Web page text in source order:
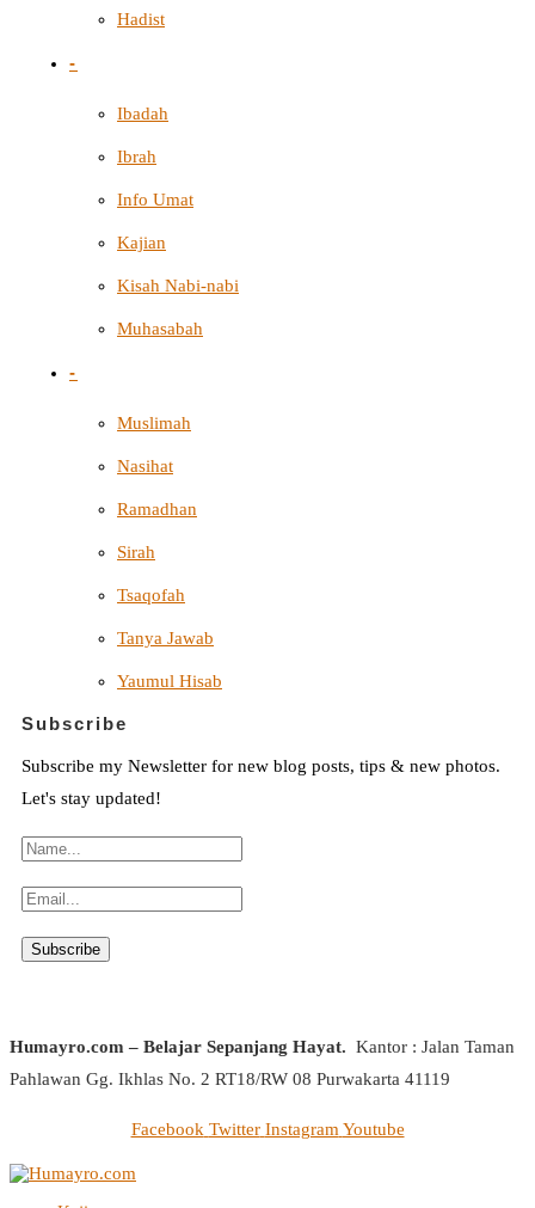
Hadist
-
Ibadah
Ibrah
Info Umat
Kajian
Kisah Nabi-nabi
Muhasabah
-
Muslimah
Nasihat
Ramadhan
Sirah
Tsaqofah
Tanya Jawab
Yaumul Hisab
Subscribe
Subscribe my Newsletter for new blog posts, tips & new photos.
Let's stay updated!
Humayro.com – Belajar Sepanjang Hayat. Kantor : Jalan Taman
Pahlawan Gg. Ikhlas No. 2 RT18/RW 08 Purwakarta 41119
Facebook Twitter Instagram Youtube